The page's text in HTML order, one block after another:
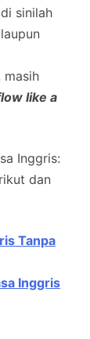
sinilah
masih
like a
Inggris:
dan
Tanpa
Inggris